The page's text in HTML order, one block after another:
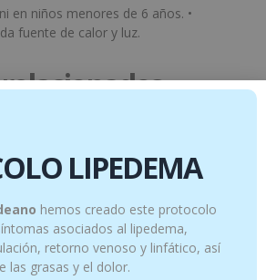
en niños menores de 6 años. •
fuente de calor y luz.
LIPEDEMA
hemos creado este protocolo
asociados al lipedema,
retorno venoso y linfático, así
las grasas y el dolor.